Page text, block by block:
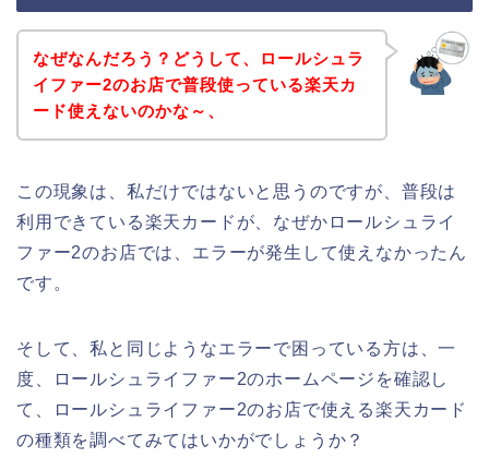
なぜなんだろう？どうして、ロールシュラ
イファー2のお店で普段使っている楽天カ
ード使えないのかな～、
この現象は、私だけではないと思うのですが、普段は
利用できている楽天カードが、なぜかロールシュライ
ファー2のお店では、エラーが発生して使えなかったん
です。
そして、私と同じようなエラーで困っている方は、一
度、ロールシュライファー2のホームページを確認し
て、ロールシュライファー2のお店で使える楽天カード
の種類を調べてみてはいかがでしょうか？